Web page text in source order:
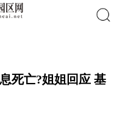
死亡?姐姐回应 基